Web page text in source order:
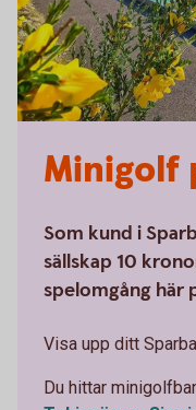
Minigolf
Som kund i
sällskap 10
spelomgång här
Visa upp ditt
Du hittar